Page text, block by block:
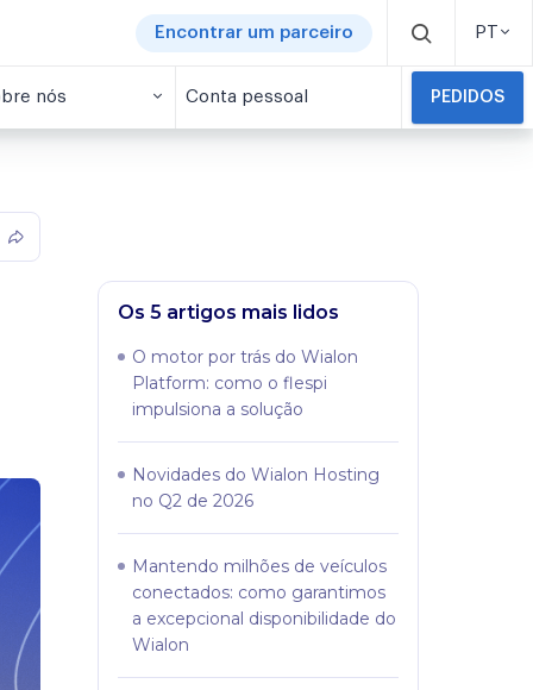
Encontrar um parceiro PT
nós Conta pessoal PEDIDOS
Os 5 artigos mais lidos
O motor por trás do Wialon
Platform: como o flespi
impulsiona a solução
Novidades do Wialon Hosting
no Q2 de 2026
Mantendo milhões de veículos
conectados: como garantimos
a excepcional disponibilidade do
Wialon